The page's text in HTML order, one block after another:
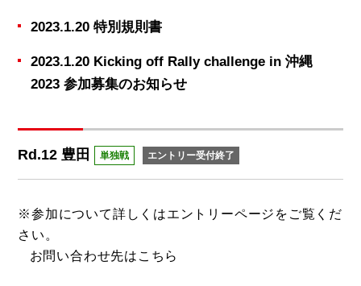
2023.1.20 特別規則書
2023.1.20 Kicking off Rally challenge in 沖縄
2023 参加募集のお知らせ
Rd.12 豊田 単独戦 エントリー受付終了
※参加について詳しくはエントリーページ をご覧くだ
さい。
お問い合わせ先は こちら